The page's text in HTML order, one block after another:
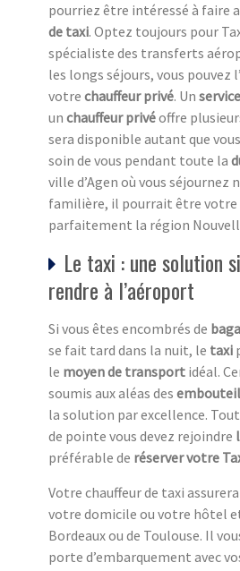
pourriez être intéressé à faire
de taxi. Optez toujours pour
spécialiste des transferts
les longs séjours, vous pouvez
votre chauffeur privé. Un
un chauffeur privéoffre
sera disponible autant que
soin de vous pendant toute la
ville d’Agen où vous séjournez
familière, il pourrait être votre
parfaitement la région
Le taxi : une solution
rendre à l’aéroport
Si vous êtes encombrés de
se fait tard dans la nuit, le taxi
le moyen de transport idéal.
soumis aux aléas des
la solution par excellence.
de pointe vous devez rejoindre
préférable de réserver votre
Votre chauffeur de taxi
votre domicile ou votre hôtel
Bordeaux ou de Toulouse. Il
porte d’embarquement avec